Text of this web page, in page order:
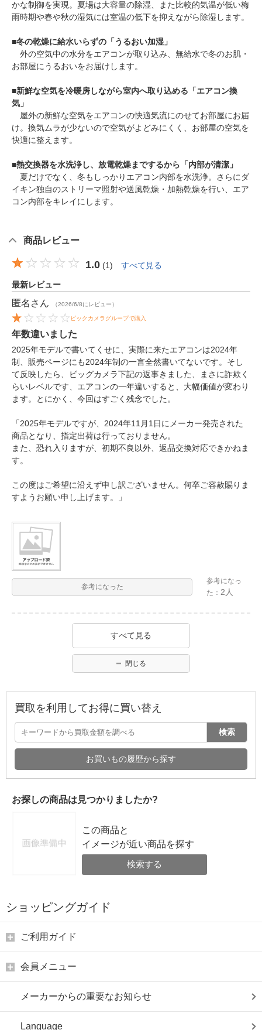
かな制御を実現。夏場は大容量の除湿、また比較的気温が低い梅
雨時期や春や秋の湿気には室温の低下を抑えながら除湿します。
■冬の乾燥に給水いらずの「うるおい加湿」
外の空気中の水分をエアコンが取り込み、無給水で冬のお肌・
お部屋にうるおいをお届けします。
■新鮮な空気を冷暖房しながら室内へ取り込める「エアコン換
気」
屋外の新鮮な空気をエアコンの快適気流にのせてお部屋にお届
け。換気ムラが少ないので空気がよどみにくく、お部屋の空気を
快適に整えます。
■熱交換器を水洗浄し、放電乾燥までするから「内部が清潔」
夏だけでなく、冬もしっかりエアコン内部を水洗浄。さらにダ
イキン独自のストリーマ照射や送風乾燥・加熱乾燥を行い、エア
コン内部をキレイにします。
商品レビュー
1.0 (1) すべて見る
最新レビュー
匿名 さん （2026/6/8にレビュー）
ビックカメラグループで購入
年数違いました
2025年モデルで書いてくせに、実際に来たエアコンは2024年
制、販売ページにも2024年制の一言全然書いてないです。そし
て反映したら、ビッグカメラ下記の返事きました、まさに詐欺く
らいレベルです、エアコンの一年違いすると、大幅価値が変わり
ます。とにかく、今回はすごく残念でした。
「2025年モデルですが、2024年11月1日にメーカー発売された
商品となり、指定出荷は行っておりません。
また、恐れ入りますが、初期不良以外、返品交換対応できかねま
す。
この度はご希望に沿えず申し訳ございません。何卒ご容赦賜りま
すようお願い申し上げます。」
参考になった
参考になっ
た： 2人
すべて見る
閉じる
買取を利用してお得に買い替え
検索
お買いもの履歴から探す
お探しの商品は見つかりましたか?
この商品と
イメージが近い商品を探す
検索する
ショッピングガイド
ご利用ガイド
会員メニュー
メーカーからの重要なお知らせ
Language